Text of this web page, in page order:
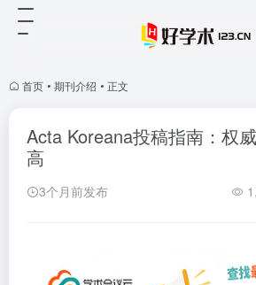
首页 • 期刊介绍 • 正文
Acta Koreana投稿指南：权
高
3个月前发布